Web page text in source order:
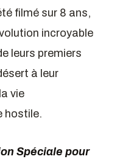
filmé sur 8 ans,
incroyable
leurs premiers
à leur
vie
hostile.
Spéciale pour